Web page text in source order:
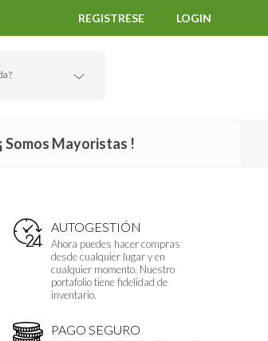
REGISTRESE LOGIN
¡ Somos Mayoristas !
AUTOGESTIÓN
Ahora puedes hacer compras
desde cualquier lugar y en
cualquier momento. Nuestro
portafolio tiene fidelidad de
inventario.
PAGO SEGURO